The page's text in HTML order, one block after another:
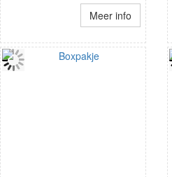
Meer info